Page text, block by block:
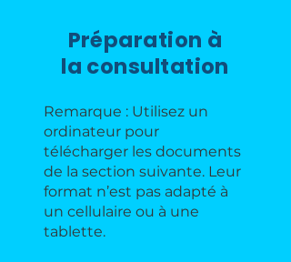
Préparation à
la consultation
Remarque : Utilisez un
ordinateur pour
télécharger les documents
de la section suivante. Leur
format n’est pas adapté à
un cellulaire ou à une
tablette.